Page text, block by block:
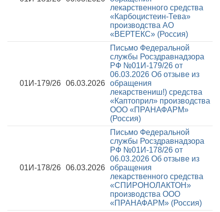
лекарственного средства
«Карбоцистеин-Тева»
производства АО
«ВЕРТЕКС» (Россия)
01И-179/26 06.03.2026
Письмо Федеральной
службы Росздравнадзора
РФ №01И-179/26 от
06.03.2026 Об отзыве из
обращения
лекарствениш!) средства
«Каптоприл» производства
ООО «ПРАНАФАРМ»
(Россия)
01И-178/26 06.03.2026
Письмо Федеральной
службы Росздравнадзора
РФ №01И-178/26 от
06.03.2026 Об отзыве из
обращения
лекарственного средства
«СПИРОНОЛАКТОН»
производства ООО
«ПРАНАФАРМ» (Россия)